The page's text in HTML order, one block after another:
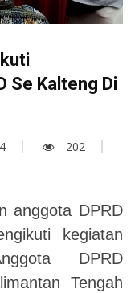
Se Kalteng Di
202
anggota DPRD
kegiatan
DPRD
Tengah